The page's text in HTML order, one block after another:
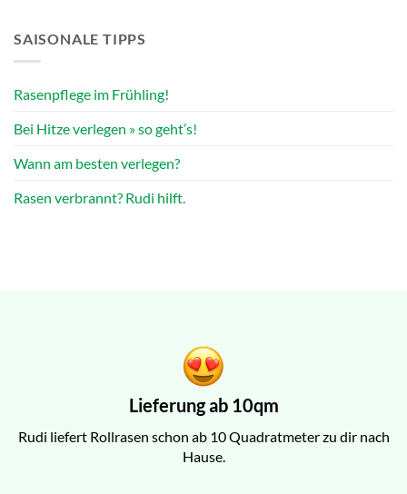
SAISONALE TIPPS
Rasenpflege im Frühling!
Bei Hitze verlegen » so geht’s!
Wann am besten verlegen?
Rasen verbrannt? Rudi hilft.
Lieferung ab 10qm
Rudi liefert Rollrasen schon ab 10 Quadratmeter zu dir nach
Hause.